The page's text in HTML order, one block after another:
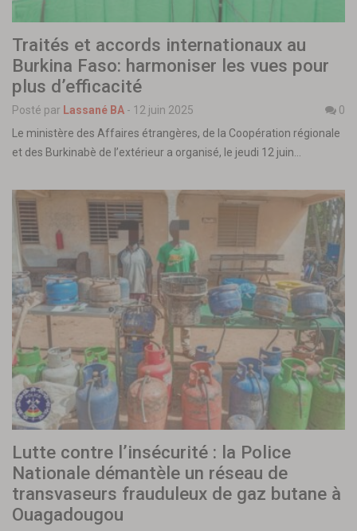
Traités et accords internationaux au
Burkina Faso: harmoniser les vues pour
plus d’efficacité
Posté par Lassané BA - 12 juin 2025
0
Le ministère des Affaires étrangères, de la Coopération régionale
et des Burkinabè de l’extérieur a organisé, le jeudi 12 juin…
Lutte contre l’insécurité : la Police
Nationale démantèle un réseau de
transvaseurs frauduleux de gaz butane à
Ouagadougou